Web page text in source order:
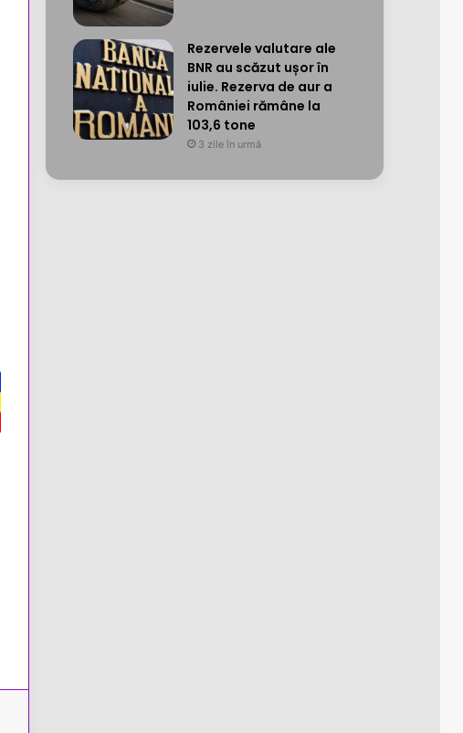
Rezervele valutare ale
BNR au scăzut ușor în
iulie. Rezerva de aur a
României rămâne la
103,6 tone
3 zile în urmă